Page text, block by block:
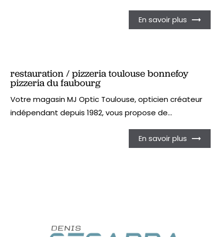
En savoir plus
restauration / pizzeria toulouse bonnefoy
pizzeria du faubourg
Votre magasin MJ Optic Toulouse, opticien créateur
indépendant depuis 1982, vous propose de...
En savoir plus